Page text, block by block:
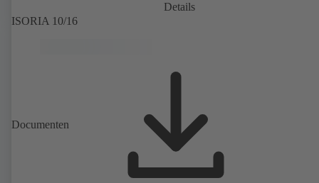
Details
ISORIA 10/16
Documenten